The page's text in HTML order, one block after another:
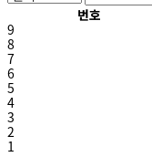
번호
9
8
7
6
5
4
3
2
1